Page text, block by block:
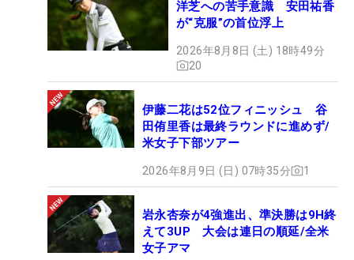
洋芝への苦手意識 安田祐香
が“克服”の首位浮上
2026年8月8日 (土) 18時49分
20
伊藤二花は52位フィニッシュ 谷
田侑里香は最終ラウンドに進めず/
米女子下部ツアー
2026年8月9日 (日) 07時35分 1
岩永杏奈が4強進出、準決勝は9H終
えて3UP 大会は連日の順延/全米
女子アマ